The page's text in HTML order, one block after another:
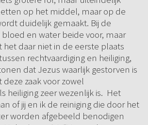
op het middel, maar op de
duidelijk gemaakt. Bij de
en water beide voor, maar
het daar niet in de eerste plaats
rechtvaardiging en heiliging,
dat Jezus waarlijk gestorven is
deze zaak voor zowel
heiliging zeer wezenlijk is. Het
of jij en ik de reiniging die door het
worden afgebeeld benodigen